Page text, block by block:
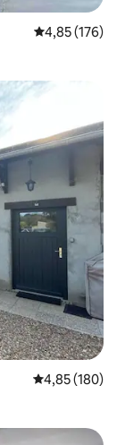
Note
4,85 (176)
Note
4,85 (180)